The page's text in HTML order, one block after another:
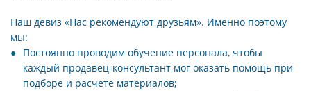
Наш девиз «Нас рекомендуют друзьям». Именно поэтому
мы:
Постоянно проводим обучение персонала, чтобы
каждый продавец-консультант мог оказать помощь при
подборе и расчете материалов;